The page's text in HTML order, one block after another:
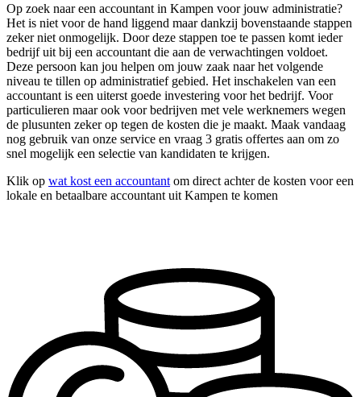
Op zoek naar een accountant in Kampen voor jouw administratie?
Het is niet voor de hand liggend maar dankzij bovenstaande stappen
zeker niet onmogelijk. Door deze stappen toe te passen komt ieder
bedrijf uit bij een accountant die aan de verwachtingen voldoet.
Deze persoon kan jou helpen om jouw zaak naar het volgende
niveau te tillen op administratief gebied. Het inschakelen van een
accountant is een uiterst goede investering voor het bedrijf. Voor
particulieren maar ook voor bedrijven met vele werknemers wegen
de plusunten zeker op tegen de kosten die je maakt. Maak vandaag
nog gebruik van onze service en vraag 3 gratis offertes aan om zo
snel mogelijk een selectie van kandidaten te krijgen.
Klik op wat kost een accountant om direct achter de kosten voor een
lokale en betaalbare accountant uit Kampen te komen